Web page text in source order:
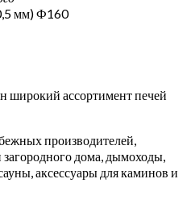
мм) Ф160
широкий ассортимент печей
производителей,
дома, дымоходы,
аксессуары для каминов и